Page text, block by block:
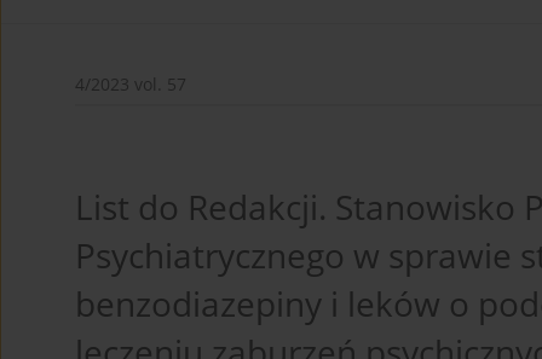
4/2023 vol. 57
List do Redakcji. Stanowisko
Psychiatrycznego w sprawie
benzodiazepiny i leków o